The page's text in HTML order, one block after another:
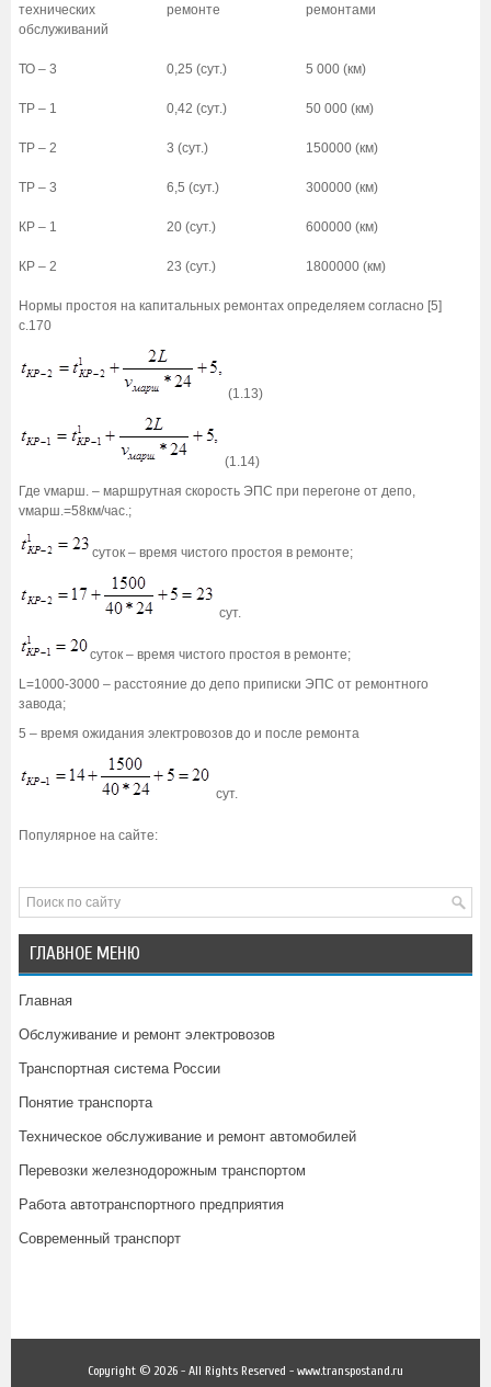
технических
обслуживаний
ремонте
ремонтами
ТО – 3 0,25 (сут.) 5 000 (км)
ТР – 1 0,42 (сут.) 50 000 (км)
ТР – 2 3 (сут.) 150000 (км)
ТР – 3 6,5 (сут.) 300000 (км)
КР – 1 20 (сут.) 600000 (км)
КР – 2 23 (сут.) 1800000 (км)
Нормы простоя на капитальных ремонтах определяем согласно [5]
с.170
(1.13)
(1.14)
Где vмарш. – маршрутная скорость ЭПС при перегоне от депо,
vмарш.=58км/час.;
суток – время чистого простоя в ремонте;
сут.
суток – время чистого простоя в ремонте;
L=1000-3000 – расстояние до депо приписки ЭПС от ремонтного
завода;
5 – время ожидания электровозов до и после ремонта
сут.
Популярное на сайте:
ГЛАВНОЕ МЕНЮ
Главная
Обслуживание и ремонт электровозов
Транспортная система России
Понятие транспорта
Техническое обслуживание и ремонт автомобилей
Перевозки железнодорожным транспортом
Работа автотранспортного предприятия
Современный транспорт
Copyright © 2026 - All Rights Reserved - www.transpostand.ru